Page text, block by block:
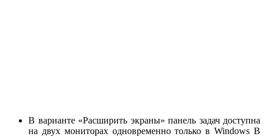
В варианте «Расширить экраны» панель задач доступна
на двух мониторах одновременно только в Windows В